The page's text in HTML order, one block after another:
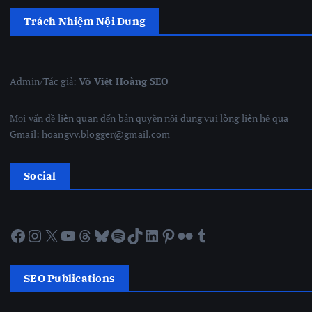
Trách Nhiệm Nội Dung
Admin/Tác giả:Võ Việt Hoàng SEO
Mọi vấn đề liên quan đến bản quyền nội dung vui lòng liên hệ qua
Gmail: hoangvv.blogger@gmail.com
Social
Facebook Instagram X YouTube Threads Bluesky Spotify TikTok LinkedIn Pinterest Flickr Tumblr
SEO Publications